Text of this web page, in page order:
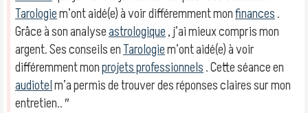
Tarologiem’ont aidé(e) à voir différemment monfinances.
Grâce à son analyseastrologique, j’ai mieux compris mon
argent. Ses conseils enTarologiem’ont aidé(e) à voir
différemment monprojets professionnels. Cette séance en
audiotelm’a permis de trouver des réponses claires sur mon
entretien.. ″